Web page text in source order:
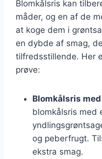
Blomkålsris kan
måder, og en af de
at koge dem i
en dybde af smag,
tilfredsstillende. Her
prøve:
Blomkålsris
blomkålsris med
og peberfrugt.
ekstra smag.